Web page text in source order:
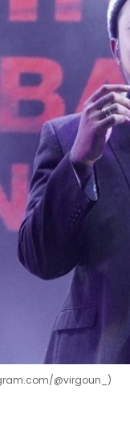
@virgoun_)